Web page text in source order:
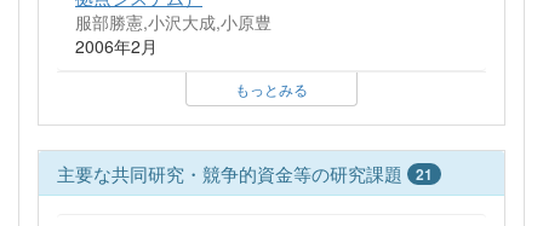
服部勝憲,小沢大成,小原豊
2006年2月
もっとみる
主要な共同研究・競争的資金等の研究課題 21